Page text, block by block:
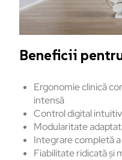
Beneficii
Ergonomie clinică
intensă
Control digital
Modularitate
Integrare completă
Fiabilitate ridicată și